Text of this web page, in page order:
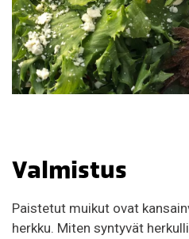
Valmistus
Paistetut muikut ovat
herkku. Miten syntyvät